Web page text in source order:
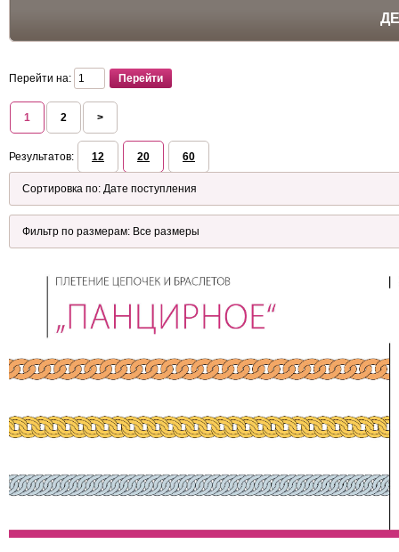
Перейти на:
1 2 >
Результатов: 12 20 60